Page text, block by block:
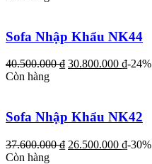
Sofa Nhập Khẩu NK44
40.500.000₫ 30.800.000 ₫-24%
Còn hàng
Sofa Nhập Khẩu NK42
37.600.000₫ 26.500.000 ₫-30%
Còn hàng